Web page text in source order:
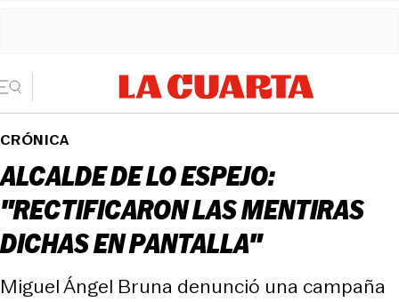
CRÓNICA
ALCALDE DE LO ESPEJO:
"RECTIFICARON LAS MENTIRAS
DICHAS EN PANTALLA"
Miguel Ángel Bruna denunció una campaña